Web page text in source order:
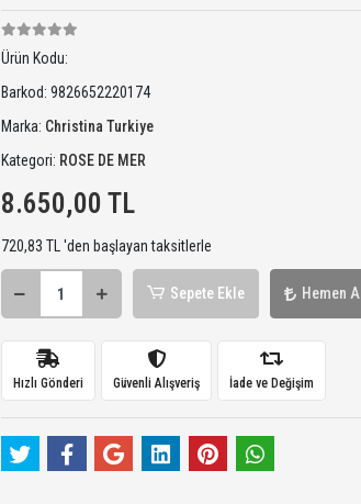
Ürün Kodu:
Barkod: 9826652220174
Marka: Christina Turkiye
Kategori: ROSE DE MER
8.650,00 TL
720,83 TL 'den başlayan taksitlerle
Sepete Ekle Hemen Al
Hızlı Gönderi Güvenli Alışveriş İade ve Değişim